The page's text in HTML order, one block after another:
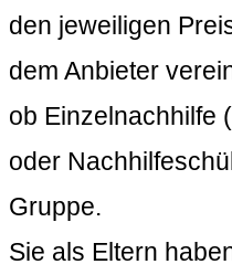
den jeweiligen
dem Anbieter
ob Einzelnachhilfe
oder
Gruppe.
Sie als Eltern